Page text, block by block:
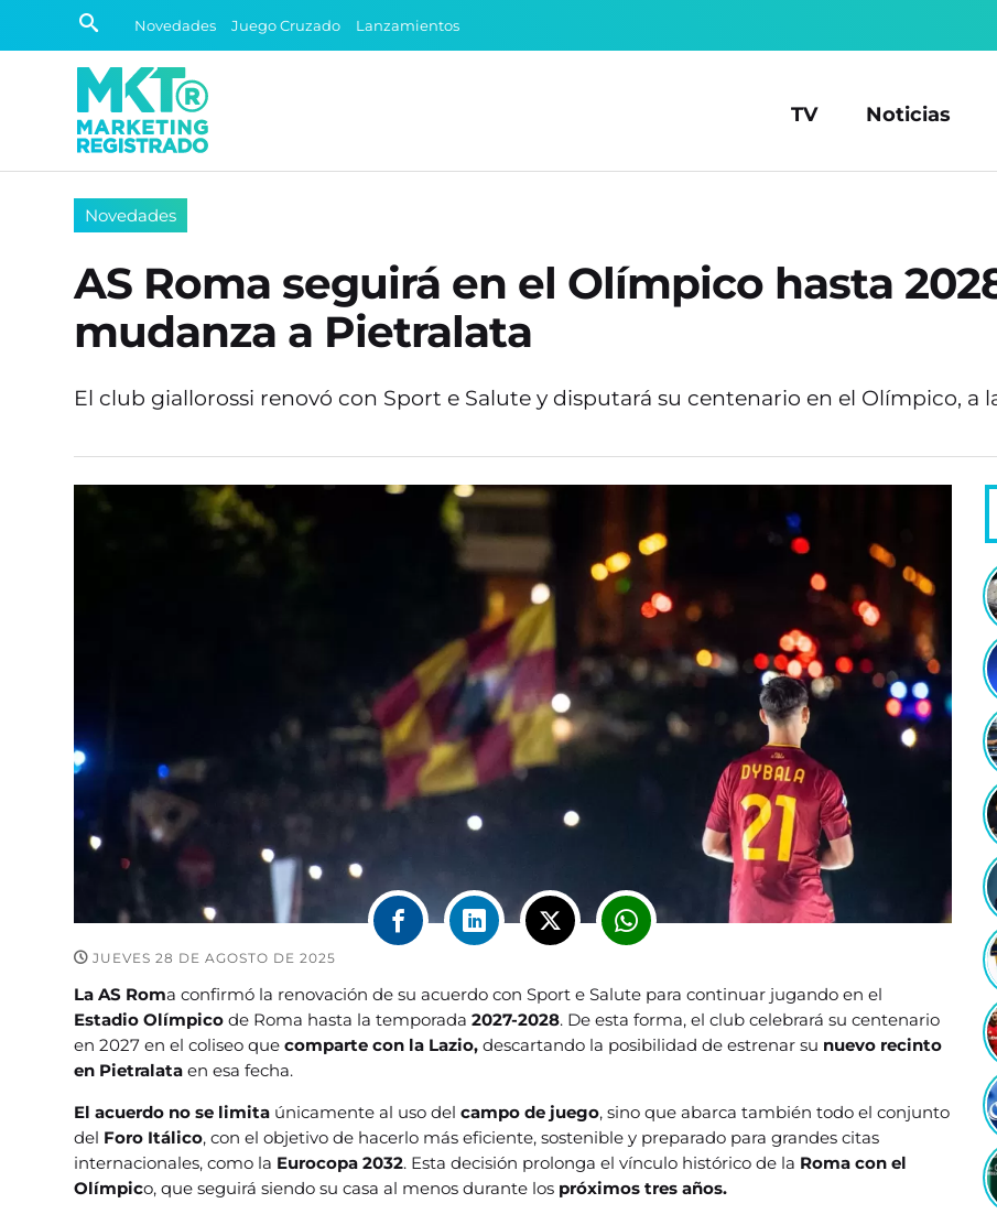
Novedades Juego Cruzado Lanzamientos
TV Noticias
Novedades
AS Roma seguirá en el Olímpico hasta
mudanza a Pietralata
El club giallorossi renovó con Sport e Salute y disputará su centenario en el Olímpico, a
JUEVES 28 DE AGOSTO DE 2025
La AS Roma confirmó la renovación de su acuerdo con Sport e Salute para continuar jugando en el
Estadio Olímpico de Roma hasta la temporada2027-2028. De esta forma, el club celebrará su centenario
en 2027 en el coliseo quecomparte con la Lazio, descartando la posibilidad de estrenar su nuevo recinto
en Pietralataen esa fecha.
El acuerdo no se limita únicamente al uso delcampo de juego, sino que abarca también todo el conjunto
del Foro Itálico, con el objetivo de hacerlo más eficiente, sostenible y preparado para grandes citas
internacionales, como la Eurocopa 2032. Esta decisión prolonga el vínculo histórico de la Roma con el
Olímpico, que seguirá siendo su casa al menos durante los próximos tres años.